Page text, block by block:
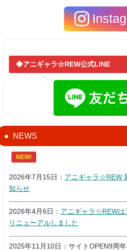
◆アニギャラ☆REW公式LINE
NEWS
NEW!
2026年7月15日： アニギャラ☆REW
知らせ
2026年4月6日： アニギャラ☆REWは
リニューアルしました
2025年11月10日：サイトOPEN9周年